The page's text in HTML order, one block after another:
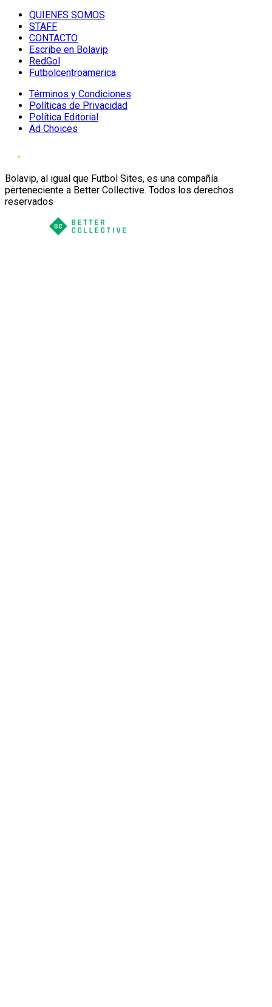
QUIENES SOMOS
STAFF
CONTACTO
Escribe en Bolavip
RedGol
Futbolcentroamerica
Términos y Condiciones
Políticas de Privacidad
Política Editorial
Ad Choices
Bolavip, al igual que Futbol Sites, es una compañía
perteneciente a Better Collective. Todos los derechos
reservados